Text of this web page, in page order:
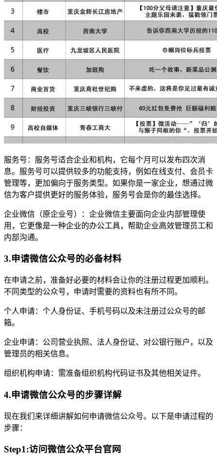
服务号：服务号适合企业和机构，它每个月可以发布四次消
息。服务号可以提供较多的功能支持，例如在线支付、会员卡
管理等，更加偏向于服务类型。如果你是一家企业，想通过微
信为客户提供更好的服务体验，服务号会是你的最佳选择。
企业微信（原企业号）：企业微信主要面向企业内部管理使
用，它更像是一种企业的办公工具，帮助企业高效管理员工和
内部沟通。
3.申请微信公众号的必备材料
在申请之前，准备好必要的材料会让你的注册过程更加顺利。
不同类型的公众号，申请时需要的资料也有所不同。
个人申请：个人身份证、手机号码以及未注册过公众号的邮
箱。
企业申请：公司营业执照、法人身份证、对公银行账户，以及
管理员的相关信息。
组织机构申请：需准备组织机构代码证书及其他相关证件。
4.申请微信公众号的步骤详解
现在我们来详细讲解如何申请微信公众号。以下是申请过程的
步骤：
Step1:访问微信公众平台官网